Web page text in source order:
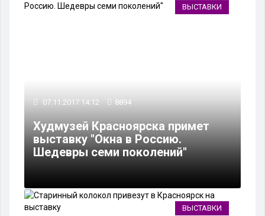
ВЫСТАВКИ
07.11.2017 14:12 8894
Худмузей Красноярска примет
выставку "Окна в Россию.
Шедевры семи поколений"
ВЫСТАВКИ